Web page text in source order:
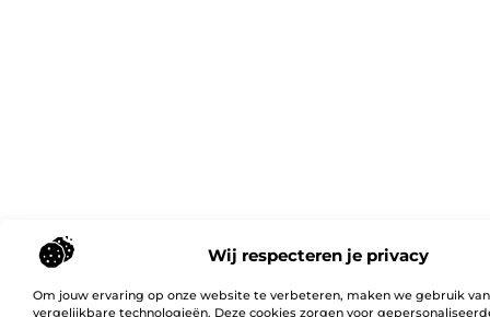
Wij respecteren je privacy
Om jouw ervaring op onze website te verbeteren, maken we gebruik
vergelijkbare technologieën. Deze cookies zorgen voor